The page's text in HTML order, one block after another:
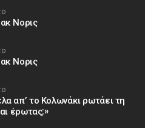
Νορις
Νορις
απ’ το Κολωνάκι ρωτάει τη
έρωτας;»